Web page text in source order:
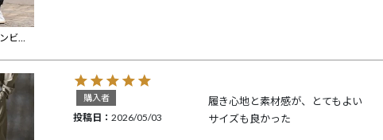
【CAMBIO(カンビオ)】 ポンチサルエルテーパードパンツ(HLCM0249)
購入者
投稿日 2026/05/03
履き心地と素材感が、とてもよい
サイズも良かった